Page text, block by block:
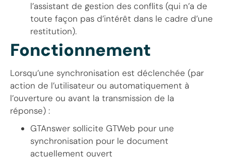
l’assistant de gestion des conflits (qui n’a de
toute façon pas d’intérêt dans le cadre d’une
restitution).
Fonctionnement
Lorsqu’une synchronisation est déclenchée (par
action de l’utilisateur ou automatiquement à
l’ouverture ou avant la transmission de la
réponse) :
GTAnswer sollicite GTWeb pour une
synchronisation pour le document
actuellement ouvert